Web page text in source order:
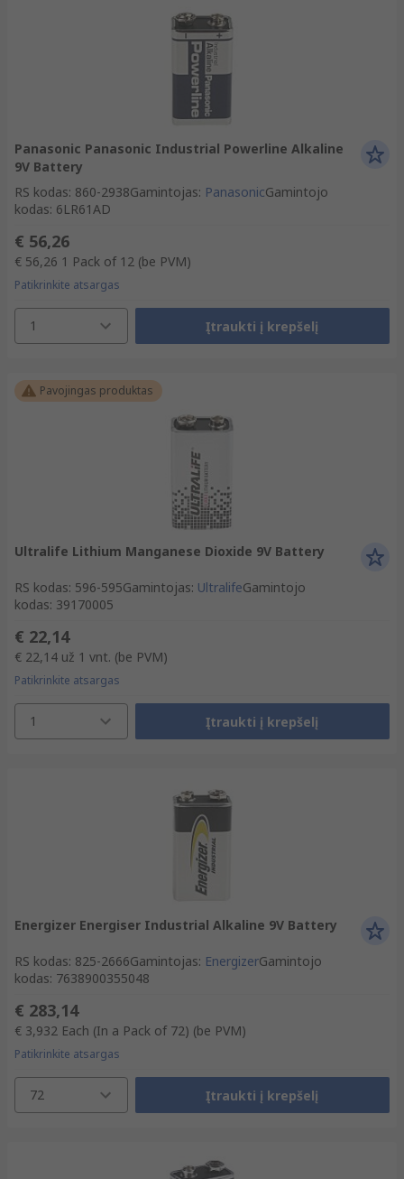
Panasonic Panasonic Industrial Powerline Alkaline
9V Battery
RS kodas: 860-2938Gamintojas: PanasonicGamintojo
kodas: 6LR61AD
€ 56,26
€ 56,26 1 Pack of 12 (be PVM)
Patikrinkite atsargas
1 Įtraukti į krepšelį
Pavojingas produktas
Ultralife Lithium Manganese Dioxide 9V Battery
RS kodas: 596-595Gamintojas: UltralifeGamintojo
kodas: 39170005
€ 22,14
€ 22,14 už 1 vnt. (be PVM)
Patikrinkite atsargas
1 Įtraukti į krepšelį
Energizer Energiser Industrial Alkaline 9V Battery
RS kodas: 825-2666Gamintojas: EnergizerGamintojo
kodas: 7638900355048
€ 283,14
€ 3,932 Each (In a Pack of 72) (be PVM)
Patikrinkite atsargas
72 Įtraukti į krepšelį